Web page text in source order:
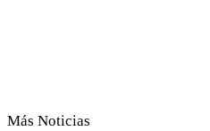
Más Noticias